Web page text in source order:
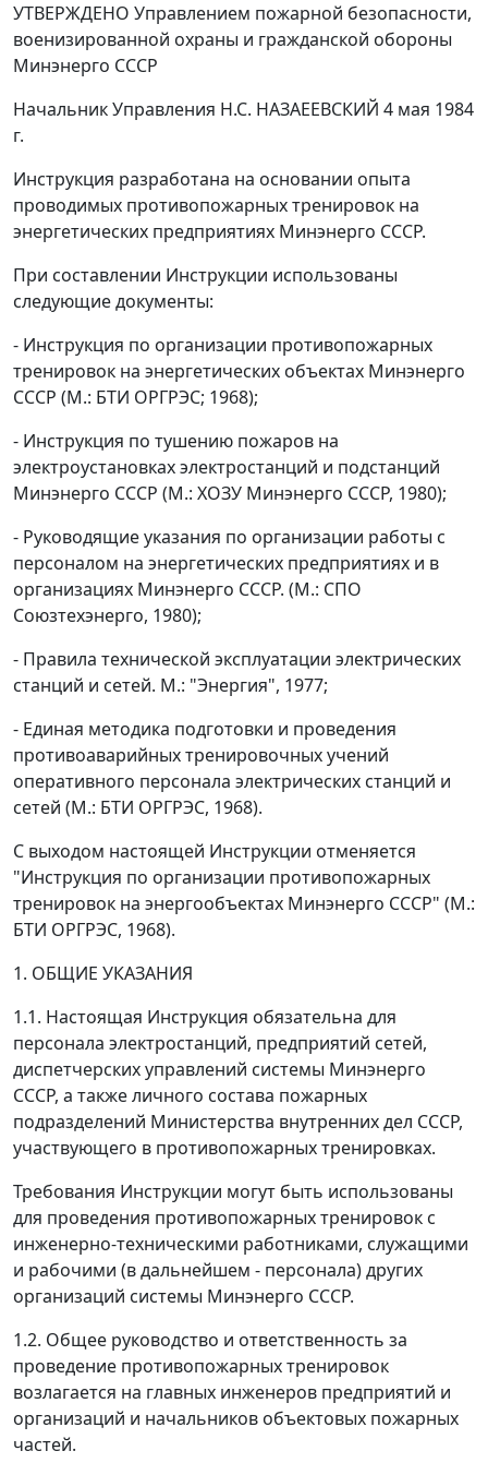
УТВЕРЖДЕНО Управлением пожарной безопасности,
военизированной охраны и гражданской обороны
Минэнерго СССР
Начальник Управления Н.С. НАЗАЕЕВСКИЙ 4 мая 1984
г.
Инструкция разработана на основании опыта
проводимых противопожарных тренировок на
энергетических предприятиях Минэнерго СССР.
При составлении Инструкции использованы
следующие документы:
- Инструкция по организации противопожарных
тренировок на энергетических объектах Минэнерго
СССР (М.: БТИ ОРГРЭС; 1968);
- Инструкция по тушению пожаров на
электроустановках электростанций и подстанций
Минэнерго СССР (М.: ХОЗУ Минэнерго СССР, 1980);
- Руководящие указания по организации работы с
персоналом на энергетических предприятиях и в
организациях Минэнерго СССР. (М.: СПО
Союзтехэнерго, 1980);
- Правила технической эксплуатации электрических
станций и сетей. М.: "Энергия", 1977;
- Единая методика подготовки и проведения
противоаварийных тренировочных учений
оперативного персонала электрических станций и
сетей (М.: БТИ ОРГРЭС, 1968).
С выходом настоящей Инструкции отменяется
"Инструкция по организации противопожарных
тренировок на энергообъектах Минэнерго СССР" (М.:
БТИ ОРГРЭС, 1968).
1. ОБЩИЕ УКАЗАНИЯ
1.1. Настоящая Инструкция обязательна для
персонала электростанций, предприятий сетей,
диспетчерских управлений системы Минэнерго
СССР, а также личного состава пожарных
подразделений Министерства внутренних дел СССР,
участвующего в противопожарных тренировках.
Требования Инструкции могут быть использованы
для проведения противопожарных тренировок с
инженерно-техническими работниками, служащими
и рабочими (в дальнейшем - персонала) других
организаций системы Минэнерго СССР.
1.2. Общее руководство и ответственность за
проведение противопожарных тренировок
возлагается на главных инженеров предприятий и
организаций и начальников объектовых пожарных
частей.